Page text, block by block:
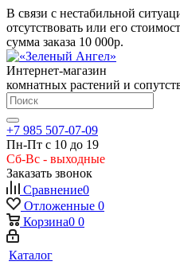
В связи с нестабильной
отсутствовать или его
сумма заказа 10 000р.
Интернет-магазин
комнатных растений и
+7 985 507-07-09
Пн-Пт с 10 до 19
Сб-Вс - выходные
Заказать звонок
Сравнение0
Отложенные 0
Корзина0 0
Каталог